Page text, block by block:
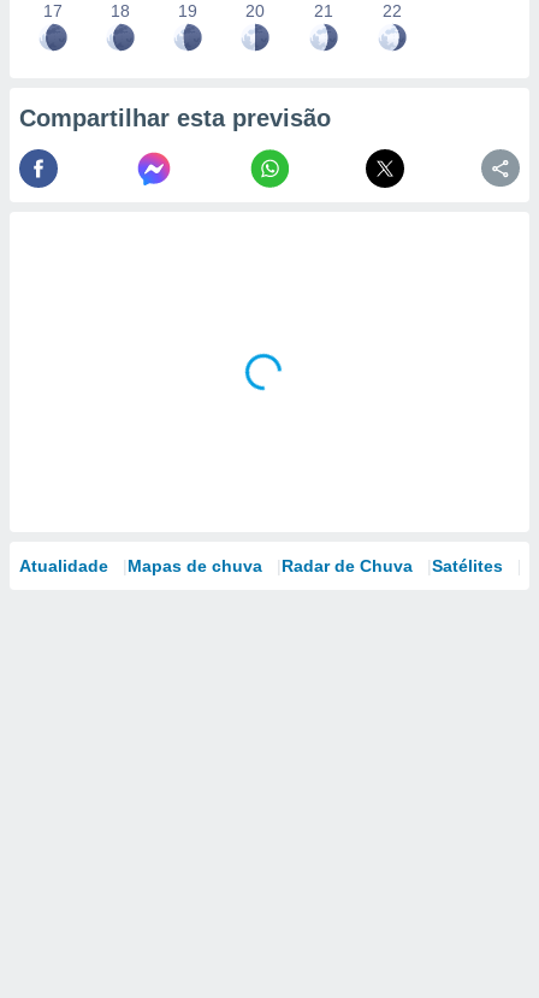
17 18 19 20 21 22
Compartilhar esta previsão
Atualidade Mapas de chuva Radar de Chuva Satélites